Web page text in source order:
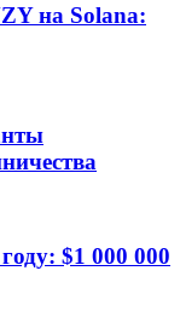
на Solana:
$1 000 000